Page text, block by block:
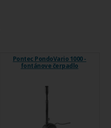
Pontec PondoVario 1000 -
fontánove čerpadlo